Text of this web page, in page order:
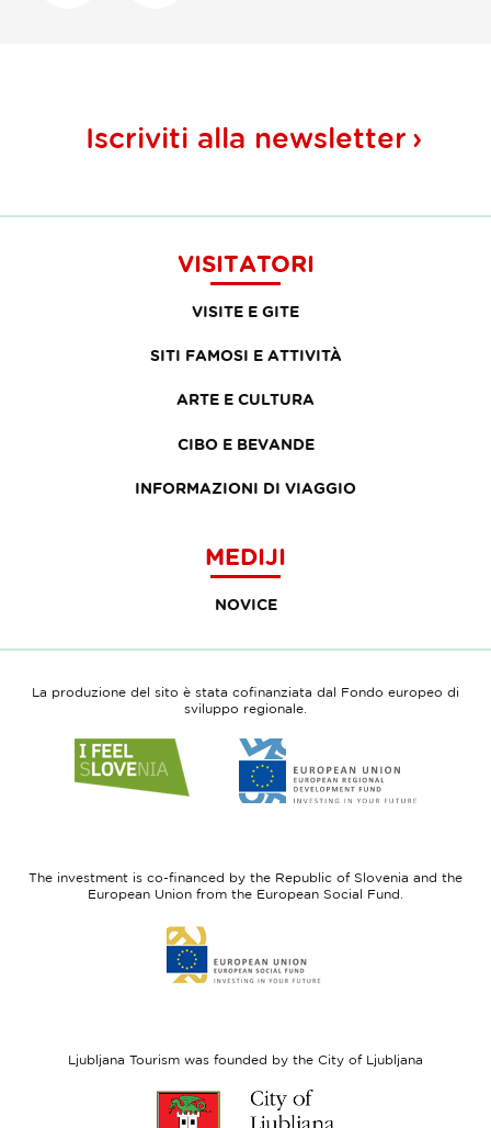
Iscriviti alla newsletter
VISITATORI
VISITE E GITE
SITI FAMOSI E ATTIVITÀ
ARTE E CULTURA
CIBO E BEVANDE
INFORMAZIONI DI VIAGGIO
MEDIJI
NOVICE
La produzione del sito è stata cofinanziata dal Fondo europeo di
sviluppo regionale.
to
website
to
website
Fund
The investment is co-financed by the Republic of Slovenia and the
European Union from the European Social Fund.
to
website
Ljubljana Tourism was founded by the City of Ljubljana